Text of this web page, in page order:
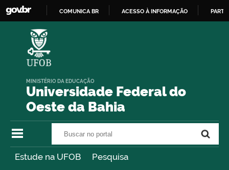
COMUNICA BR ACESSO À INFORMAÇÃO
Universidade Federal do
Oeste da Bahia
MINISTÉRIO DA EDUCAÇÃO
Estude na UFOB
Pesquisa